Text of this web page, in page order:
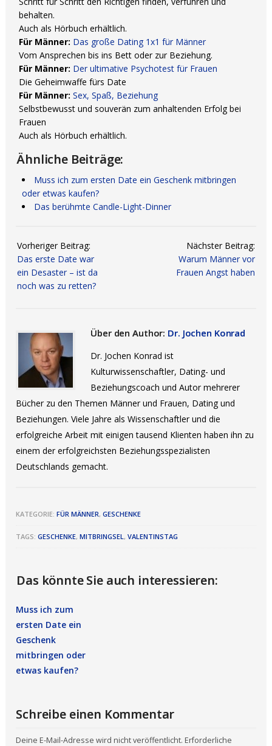
behalten.
Auch als Hörbuch erhältlich.
Für Männer: Das große Dating 1x1 für Männer
Vom Ansprechen bis ins Bett oder zur Beziehung.
Für Männer: Der ultimative Psychotest für Frauen
Die Geheimwaffe fürs Date
Für Männer: Sex, Spaß, Beziehung
Selbstbewusst und souverän zum anhaltenden Erfolg bei
Frauen
Auch als Hörbuch erhältlich.
Ähnliche Beiträge:
Muss ich zum ersten Date ein Geschenk mitbringen
oder etwas kaufen?
Das berühmte Candle-Light-Dinner
Vorheriger Beitrag:
Das erste Date war
ein Desaster – ist da
noch was zu retten?
Nächster Beitrag:
Warum Männer vor
Frauen Angst haben
Über den Author: Dr. Jochen Konrad
Dr. Jochen Konrad ist
Kulturwissenschaftler, Dating- und
Beziehungscoach und Autor mehrerer
Bücher zu den Themen Männer und Frauen, Dating und
Beziehungen. Viele Jahre als Wissenschaftler und die
erfolgreiche Arbeit mit einigen tausend Klienten haben ihn zu
einem der erfolgreichsten Beziehungsspezialisten
Deutschlands gemacht.
KATEGORIE:FÜR MÄNNER,GESCHENKE
TAGS:GESCHENKE,MITBRINGSEL,VALENTINSTAG
Das könnte Sie auch interessieren:
Muss ich zum
ersten Date ein
Geschenk
mitbringen oder
etwas kaufen?
Schreibe einen Kommentar
Deine E-Mail-Adresse wird nicht veröffentlicht. Erforderliche